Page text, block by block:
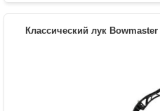
Масса (кг)
1,05
Материалы изделия
Классический лук